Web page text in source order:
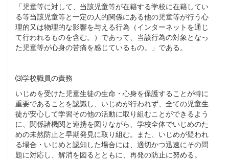
「児童等に対して、当該児童等が在籍する学校に在籍してい
る等当該児童等と一定の人的関係にある他の児童等が行う心
理的又は物理的な影響を与える行為（インターネットを通じ
て行われるものを含む。）であって、当該行為の対象となっ
た児童等が心身の苦痛を感じているもの。」である。
⑶学校職員の責務
いじめを受けた児童生徒の生命・心身を保護することが特に
重要であることを認識し、いじめが行われず、全ての児童生
徒が安心して学習その他の活動に取り組むことができるよう
に、関係諸機関と連携を図りながら、学校全体でいじめのた
めの未然防止と早期発見に取り組む。また、いじめが疑われ
る場合・いじめと認知した場合には、適切かつ迅速にその問
題に対応し、解消を図るとともに、再発の防止に努める。